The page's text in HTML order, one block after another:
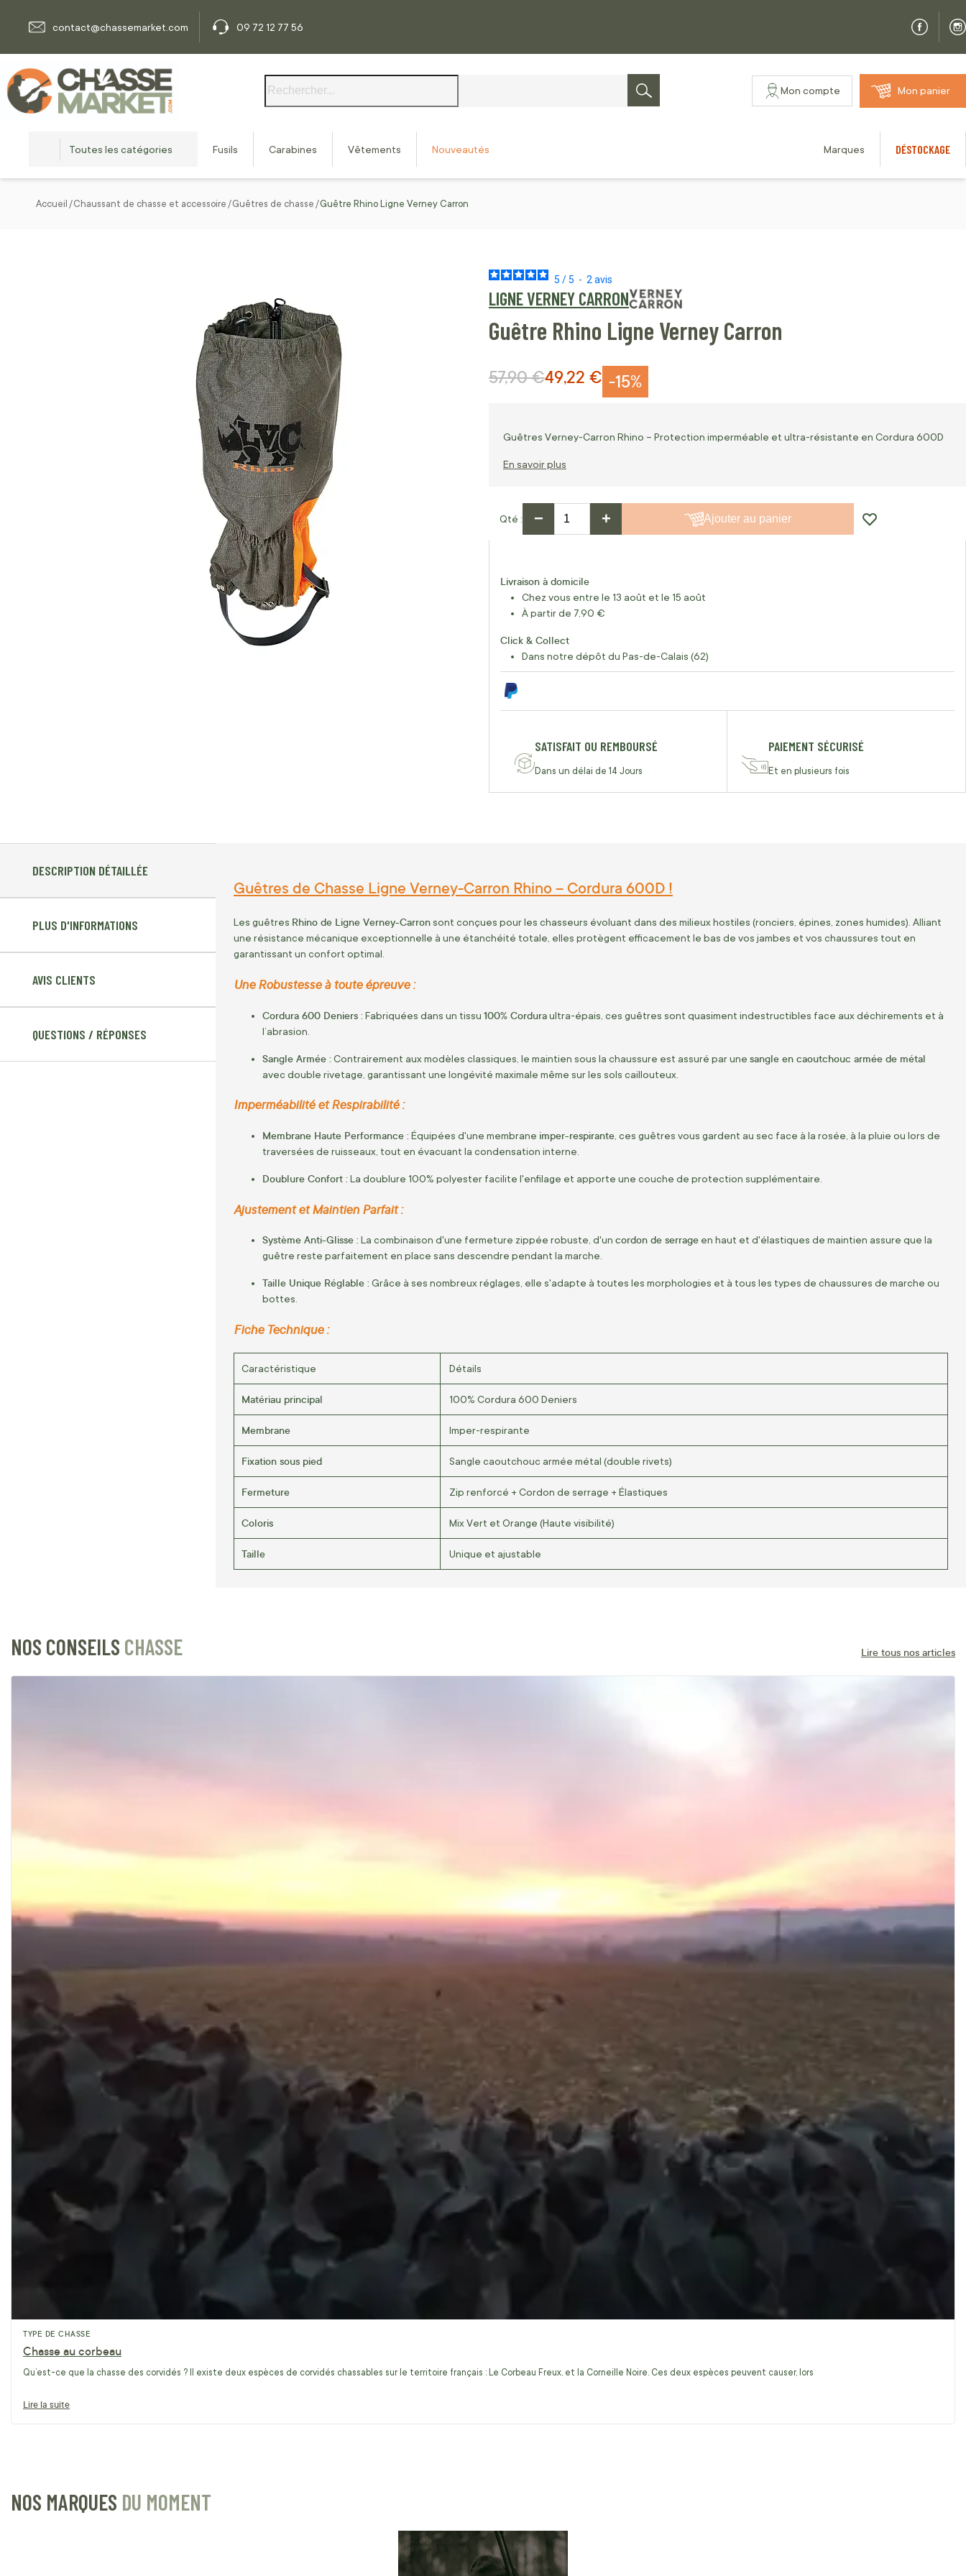
contact@chassemarket.com
09 72 12 77 56
Rechercher
Mon compte Mon panier
Toutes les catégories Fusils Carabines Vêtements Nouveautés Marques DÉSTOCKAGE
Accueil Chaussant de chasse et accessoire Guêtres de chasse Guêtre Rhino Ligne Verney Carron
5 /5 - 2avis
LIGNE VERNEY CARRON
Guêtre Rhino Ligne Verney Carron
-15%
Prix Spécial
49,22 €
Prix normal
57,90 €
Guêtres Verney-Carron Rhino – Protection imperméable et ultra-résistante en Cordura 600D
En savoir plus
Qté − + Ajouter au panier
Livraison à domicile
Chez vous entre le 13 août et le 15 août
À partir de 7,90 €
Click & Collect
Dans notre dépôt du Pas-de-Calais (62)
SATISFAIT OU REMBOURSÉ
Dans un délai de 14 Jours
PAIEMENT SÉCURISÉ
Et en plusieurs fois
DESCRIPTION DÉTAILLÉE
PLUS D'INFORMATIONS
AVIS CLIENTS
QUESTIONS / RÉPONSES
Guêtres de Chasse Ligne Verney-Carron Rhino – Cordura 600D !
Les guêtres Rhino de Ligne Verney-Carron sont conçues pour les chasseurs évoluant dans des milieux hostiles (ronciers, épines, zones humides). Alliant
une résistance mécanique exceptionnelle à une étanchéité totale, elles protègent efficacement le bas de vos jambes et vos chaussures tout en
garantissant un confort optimal.
Une Robustesse à toute épreuve :
Cordura 600 Deniers : Fabriquées dans un tissu 100% Corduraultra-épais, ces guêtres sont quasiment indestructibles face aux déchirements et à
l’abrasion.
Sangle Armée : Contrairement aux modèles classiques, le maintien sous la chaussure est assuré par une sangle en caoutchouc armée de métal
avec double rivetage, garantissant une longévité maximale même sur les sols caillouteux.
Imperméabilité et Respirabilité :
Membrane Haute Performance : Équipées d'une membrane imper-respirante , ces guêtres vous gardent au sec face à la rosée, à la pluie ou lors de
traversées de ruisseaux, tout en évacuant la condensation interne.
Doublure Confort : La doublure 100% polyester facilite l'enfilage et apporte une couche de protection supplémentaire.
Ajustement et Maintien Parfait :
Système Anti-Glisse : La combinaison d'une fermeture zippée robuste, d'un cordon de serrage en haut et d'élastiques de maintien assure que la
guêtre reste parfaitement en place sans descendre pendant la marche.
Taille Unique Réglable : Grâce à ses nombreux réglages, elle s'adapte à toutes les morphologies et à tous les types de chaussures de marche ou
bottes.
Fiche Technique :
Caractéristique Détails
Matériau principal 100% Cordura 600 Deniers
Membrane Imper-respirante
Fixation sous pied Sangle caoutchouc armée métal (double rivets)
Fermeture Zip renforcé + Cordon de serrage + Élastiques
Coloris Mix Vert et Orange (Haute visibilité)
Taille Unique et ajustable
NOS CONSEILS CHASSE Lire tous nos articles
TYPE DE CHASSE
Chasse au corbeau
Qu’est-ce que la chasse des corvidés ? Il existe deux espèces de corvidés chassables sur le territoire français : Le Corbeau Freux, et la Corneille Noire. Ces deux espèces peuvent causer, lors
Lire la suite
NOS MARQUES DU MOMENT